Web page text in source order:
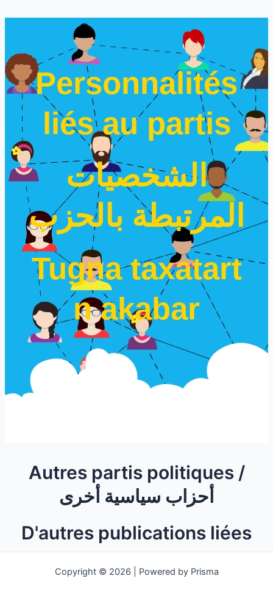
Personnalités
liés au partis
الشخصيات
المرتبطة بالحزب
Tugna taxatart
n akabar
Autres partis politiques /
أحزاب سياسية أخرى
D'autres publications liées
Copyright © 2026 | Powered by Prisma